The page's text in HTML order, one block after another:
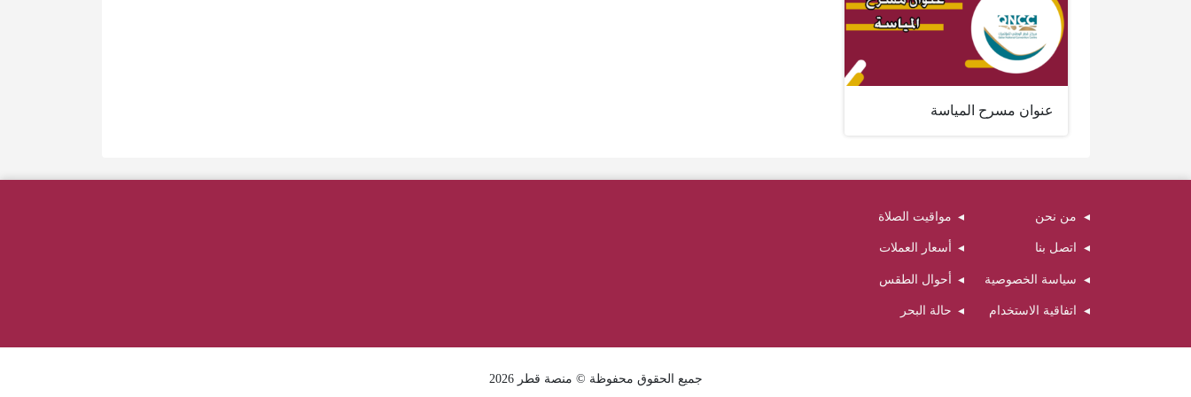
عنوان مسرح المياسة
من نحن
اتصل بنا
سياسة الخصوصية
اتفاقية الاستخدام
مواقيت الصلاة
أسعار العملات
أحوال الطقس
حالة البحر
جميع الحقوق محفوظة © منصة قطر 2026